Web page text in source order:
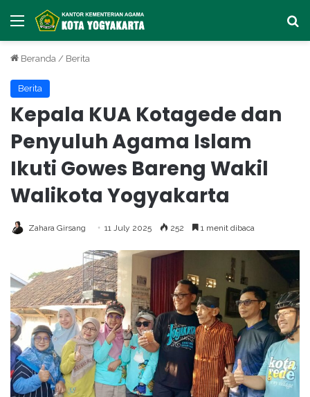
Menu
Beranda / Berita
Berita
Kepala KUA Kotagede dan
Penyuluh Agama Islam
Ikuti Gowes Bareng Wakil
Walikota Yogyakarta
Zahara Girsang 11 July 2025 252 1 menit dibaca